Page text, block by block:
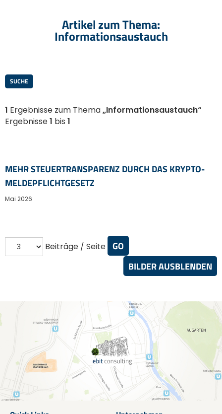
Artikel zum Thema:
Informationsaustauch
SUCHE
1 Ergebnisse zum Thema„Informationsaustauch“
Ergebnisse1 bis 1
MEHR STEUERTRANSPARENZ DURCH DAS KRYPTO-
MELDEPFLICHTGESETZ
Mai 2026
Beiträge / Seite
BILDER AUSBLENDEN